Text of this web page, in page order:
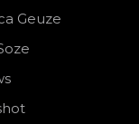
Geuze